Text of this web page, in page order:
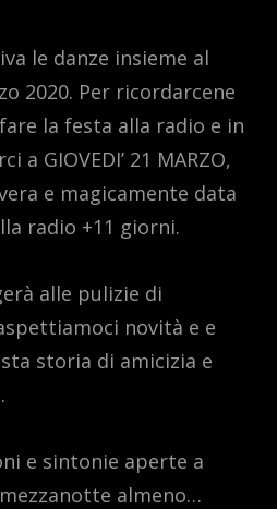
le danze insieme al
2020. Per ricordarcene
la festa alla radio e in
a GIOVEDI’ 21 MARZO,
e magicamente data
radio +11 giorni.
alle pulizie di
novità e e
storia di amicizia e
e sintonie aperte a
almeno…